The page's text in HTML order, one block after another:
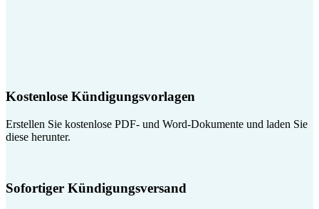
Kostenlose Kündigungsvorlagen
Erstellen Sie kostenlose PDF- und Word-Dokumente und laden Sie
diese herunter.
Sofortiger Kündigungsversand